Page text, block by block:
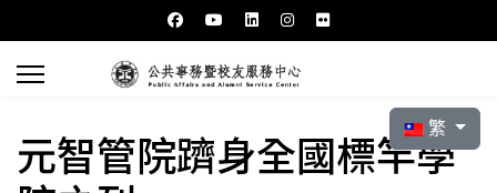
選擇你的語言
繁
元智管院躋身全國標竿學